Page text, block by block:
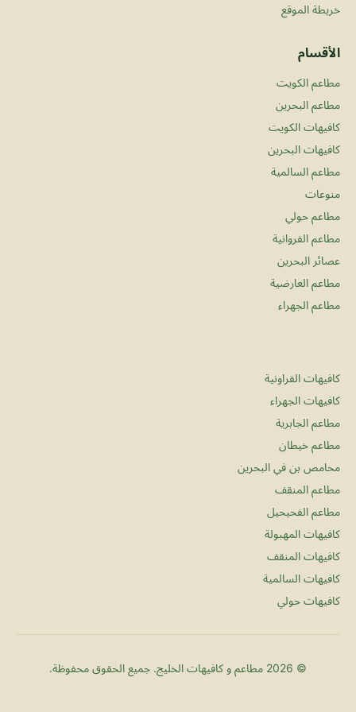
خريطة الموقع
الأقسام
مطاعم الكويت
مطاعم البحرين
كافيهات الكويت
كافيهات البحرين
مطاعم السالمية
منوعات
مطاعم حولي
مطاعم الفروانية
عصائر البحرين
مطاعم العارضية
مطاعم الجهراء
كافيهات الفراونية
كافيهات الجهراء
مطاعم الجابرية
مطاعم خيطان
محامص بن في البحرين
مطاعم المنقف
مطاعم الفحيحيل
كافيهات المهبولة
كافيهات المنقف
كافيهات السالمية
كافيهات حولي
© 2026 مطاعم و كافيهات الخليج. جميع الحقوق محفوظة.